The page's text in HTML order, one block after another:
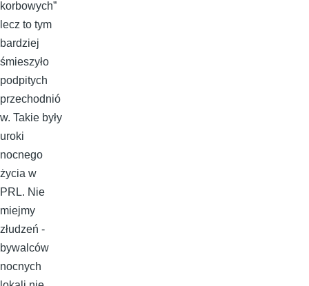
korbowych”
lecz to tym
bardziej
śmieszyło
podpitych
przechodnió
w. Takie były
uroki
nocnego
życia w
PRL. Nie
miejmy
złudzeń -
bywalców
nocnych